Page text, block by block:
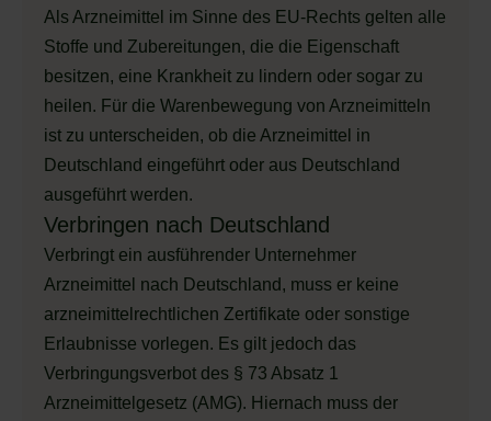
Als Arzneimittel im Sinne des EU-Rechts gelten alle
Stoffe und Zubereitungen, die die Eigenschaft
besitzen, eine Krankheit zu lindern oder sogar zu
heilen. Für die Warenbewegung von Arzneimitteln
ist zu unterscheiden, ob die Arzneimittel in
Deutschland eingeführt oder aus Deutschland
ausgeführt werden.
Verbringen nach Deutschland
Verbringt ein ausführender Unternehmer
Arzneimittel nach Deutschland, muss er keine
arzneimittelrechtlichen Zertifikate oder sonstige
Erlaubnisse vorlegen. Es gilt jedoch das
Verbringungsverbot des § 73 Absatz 1
Arzneimittelgesetz (AMG). Hiernach muss der